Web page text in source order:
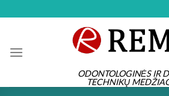
ODONTOLOGINĖS IR
TECHNIKŲ